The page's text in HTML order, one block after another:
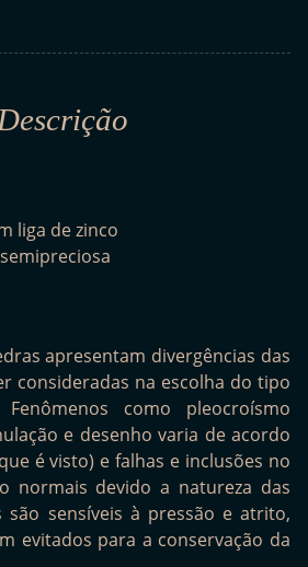
Descrição
liga de zinco
apresentam divergências das
consideradas na escolha do tipo
como pleocroísmo
e desenho varia de acordo
é visto) e falhas e inclusões no
normais devido a natureza das
são sensíveis à pressão e atrito,
evitados para a conservação da